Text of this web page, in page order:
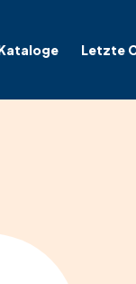
Letzte